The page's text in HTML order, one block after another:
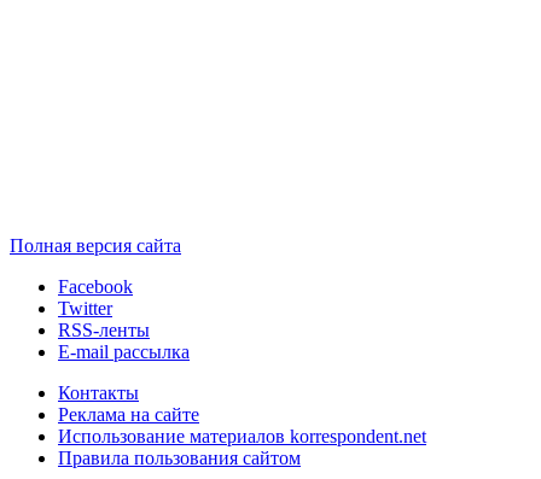
Полная версия сайта
Facebook
Twitter
RSS-ленты
E-mail рассылка
Контакты
Реклама на сайте
Использование материалов korrespondent.net
Правила пользования сайтом